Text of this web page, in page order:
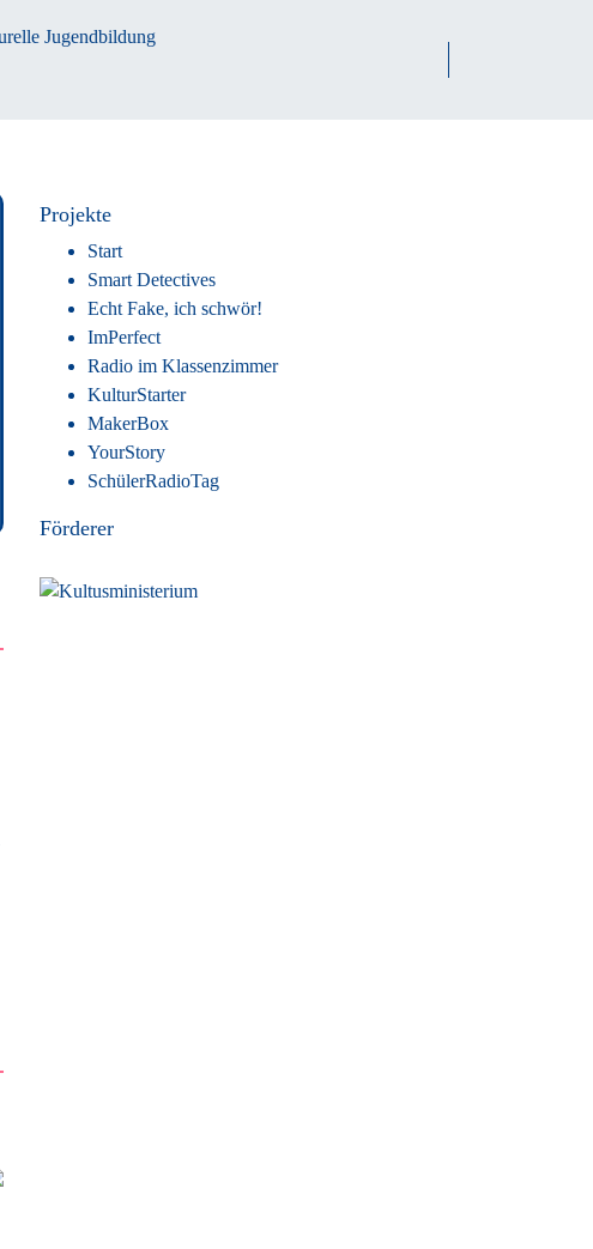
Projekte
Start
Smart Detectives
Echt Fake, ich schwör!
ImPerfect
Radio im Klassenzimmer
KulturStarter
MakerBox
YourStory
SchülerRadioTag
Förderer